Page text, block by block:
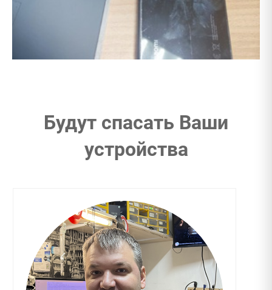
Будут спасать Ваши
устройства